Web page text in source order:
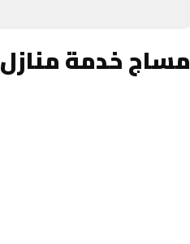
مساج خدمة منازل ٢٤ ساعة الكويت